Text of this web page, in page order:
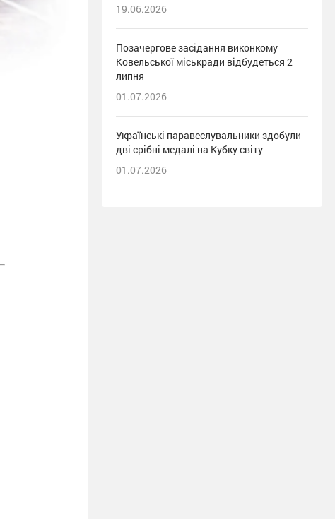
19.06.2026
Позачергове засідання виконкому
Ковельської міськради відбудеться 2
липня
01.07.2026
Українські паравеслувальники здобули
дві срібні медалі на Кубку світу
01.07.2026